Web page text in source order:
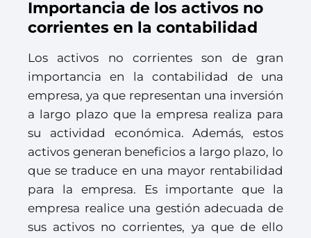
Importancia de los activos no
corrientes en la contabilidad
Los activos no corrientes son de gran
importancia en la contabilidad de una
empresa, ya que representan una inversión
a largo plazo que la empresa realiza para
su actividad económica. Además, estos
activos generan beneficios a largo plazo, lo
que se traduce en una mayor rentabilidad
para la empresa. Es importante que la
empresa realice una gestión adecuada de
sus activos no corrientes, ya que de ello